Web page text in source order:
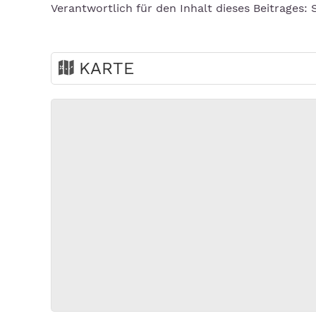
Verantwortlich für den Inhalt dieses Beitrages:
KARTE